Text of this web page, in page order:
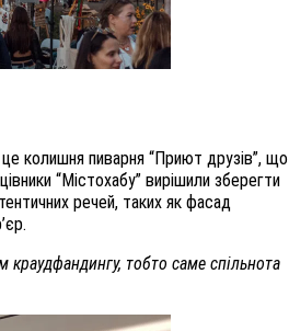
це колишня пиварня “Приют друзів”, що
“Містохабу” вирішили зберегти
речей, таких як фасад
тобто саме спільнота